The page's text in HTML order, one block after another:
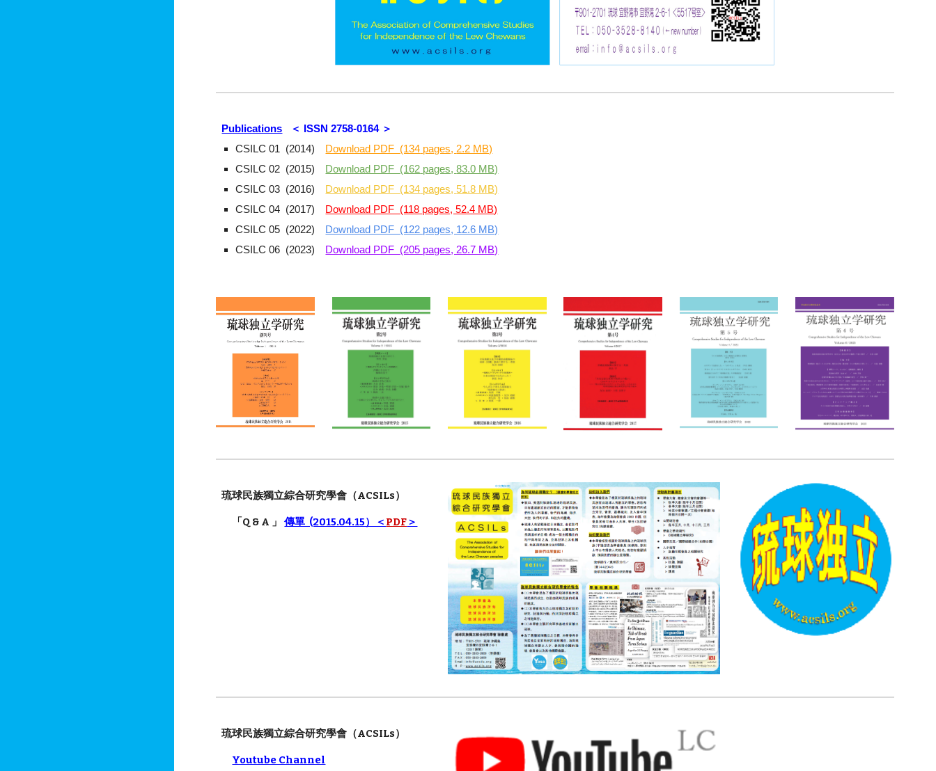
Publications ＜ ISSN 2758-0164 ＞
CSILC 01 (2014) Download PDF (134 pages, 2.2 MB)
CSILC 02 (2015) Download PDF (162 pages,83.0 MB)
CSILC 03 (2016) Download PDF (134 pages,51.8 MB)
CSILC 04 (2017) Download PDF (118 pages, 52.4 MB)
CSILC 05 (2022) Download PDF (122 pages, 12.6 MB)
CSILC 06 (2023) Download PDF (205 pages, 26.7 MB)
琉球民族獨立綜合研究學會 （ACSILs）
「Q & A 」傳單 (2015.04.15）＜ PDF＞
琉球民族獨立綜合研究學會 （ACSILs）
Youtube Channel